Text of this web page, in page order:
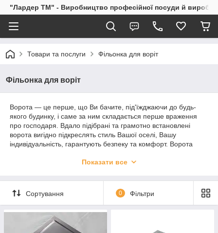
"Лардер TM" - Виробництво професійної посуди й виробів
Товари та послуги Фільонка для воріт
Фільонка для воріт
Ворота — це перше, що Ви бачите, під'їжджаючи до будь-
якого будинку, і саме за ним складається перше враження
про господаря. Вдало підібрані та грамотно встановлені
ворота вигідно підкреслять стиль Вашої оселі, Вашу
індивідуальність, гарантують безпеку та комфорт. Ворота
фільонки, що мають високу міцність, унікальний дизайн, стійкі
(захист від зламу). Мають чудові експлуатаційні
характеристики та призначені для тривалого терміну
експлуатації.
Показати все
Сортування 0 Фільтри